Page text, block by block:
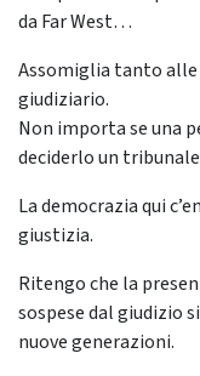
da Far West…
Assomiglia tanto alle
giudiziario.
Non importa se una
deciderlo un
La democrazia qui
giustizia.
Ritengo che la
sospese dal giudizio
nuove generazioni.